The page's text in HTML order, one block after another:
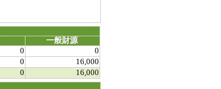
一般財源
0
0
0
16,000
0
16,000